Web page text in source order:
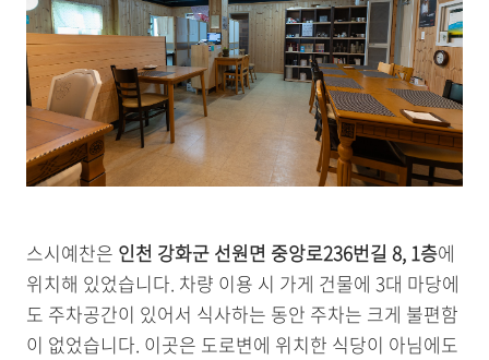
스시예찬은 인천 강화군 선원면 중앙로236번길 8, 1층에
위치해 있었습니다. 차량 이용 시 가게 건물에 3대 마당에
도 주차공간이 있어서 식사하는 동안 주차는 크게 불편함
이 없었습니다. 이곳은 도로변에 위치한 식당이 아님에도